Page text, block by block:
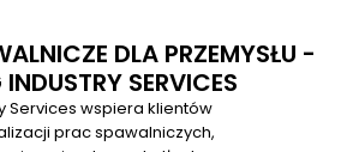
DLA PRZEMYSŁU -
SERVICES
Services wspiera klientów
prac spawalniczych,